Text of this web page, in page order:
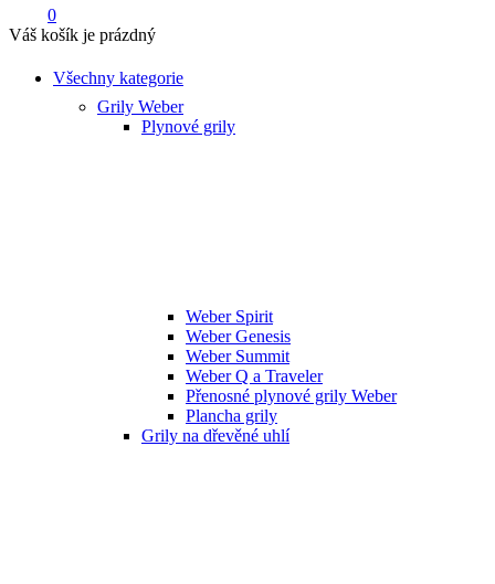
0
Váš košík je prázdný
Všechny kategorie
Grily Weber
Plynové grily
Weber Spirit
Weber Genesis
Weber Summit
Weber Q a Traveler
Přenosné plynové grily Weber
Plancha grily
Grily na dřevěné uhlí